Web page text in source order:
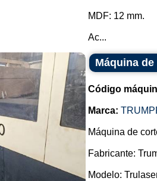
MDF: 12 mm.
Ac...
Máquina
Código
Marca:
Máquina de
Fabricante:
Modelo: